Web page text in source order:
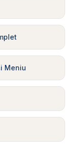
Meniu